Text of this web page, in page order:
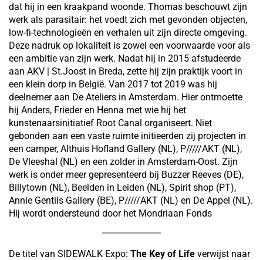
dat hij in een kraakpand woonde. Thomas beschouwt zijn
werk als parasitair: het voedt zich met gevonden objecten,
low-fi-technologieën en verhalen uit zijn directe omgeving.
Deze nadruk op lokaliteit is zowel een voorwaarde voor als
een ambitie van zijn werk. Nadat hij in 2015 afstudeerde
aan AKV | St.Joost in Breda, zette hij zijn praktijk voort in
een klein dorp in België. Van 2017 tot 2019 was hij
deelnemer aan De Ateliers in Amsterdam. Hier ontmoette
hij Anders, Frieder en Henna met wie hij het
kunstenaarsinitiatief Root Canal organiseert. Niet
gebonden aan een vaste ruimte initieerden zij projecten in
een camper, Althuis Hofland Gallery (NL), P/////AKT (NL),
De Vleeshal (NL) en een zolder in Amsterdam-Oost. Zijn
werk is onder meer gepresenteerd bij Buzzer Reeves (DE),
Billytown (NL), Beelden in Leiden (NL), Spirit shop (PT),
Annie Gentils Gallery (BE), P/////AKT (NL) en De Appel (NL).
Hij wordt ondersteund door het Mondriaan Fonds
De titel van SIDEWALK Expo: The Key of Life verwijst naar